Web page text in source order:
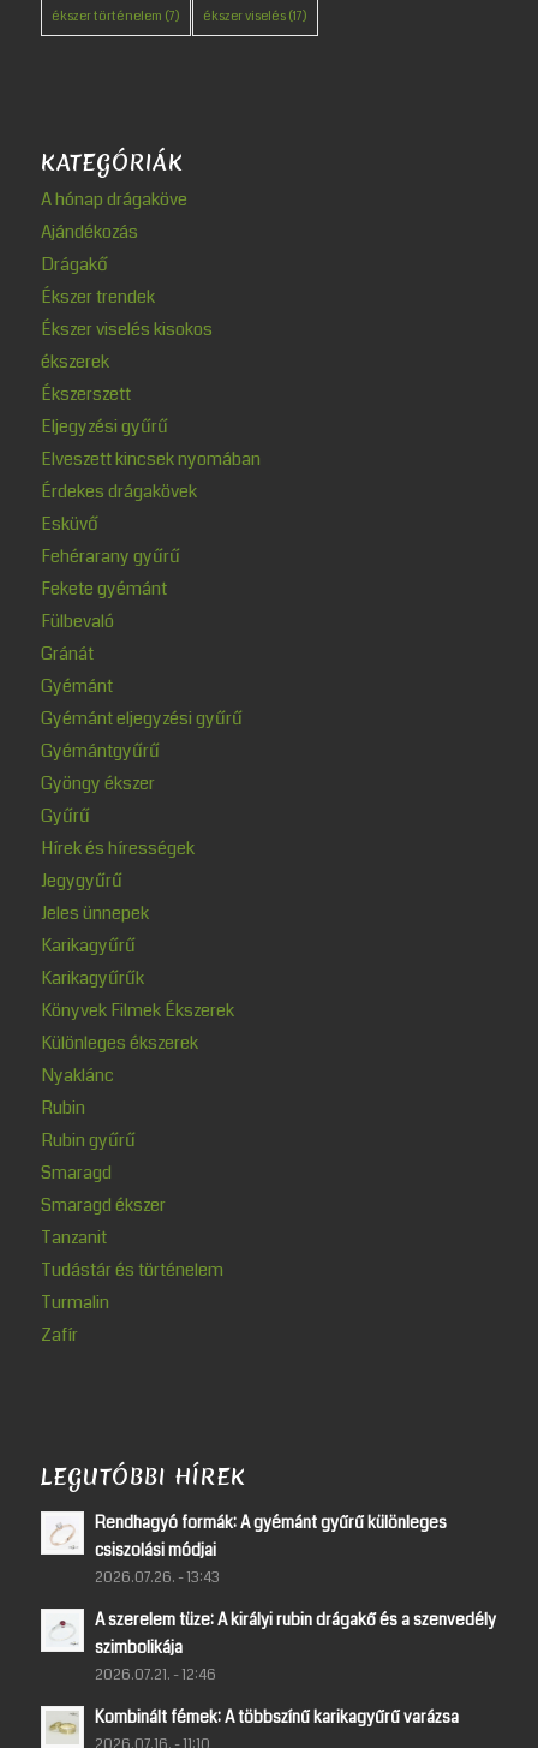
ékszer történelem (7) ékszer viselés(17)
KATEGÓRIÁK
A hónap drágaköve
Ajándékozás
Drágakő
Ékszer trendek
Ékszer viselés kisokos
ékszerek
Ékszerszett
Eljegyzési gyűrű
Elveszett kincsek nyomában
Érdekes drágakövek
Esküvő
Fehérarany gyűrű
Fekete gyémánt
Fülbevaló
Gránát
Gyémánt
Gyémánt eljegyzési gyűrű
Gyémántgyűrű
Gyöngy ékszer
Gyűrű
Hírek és hírességek
Jegygyűrű
Jeles ünnepek
Karikagyűrű
Karikagyűrűk
Könyvek Filmek Ékszerek
Különleges ékszerek
Nyaklánc
Rubin
Rubin gyűrű
Smaragd
Smaragd ékszer
Tanzanit
Tudástár és történelem
Turmalin
Zafír
LEGUTÓBBI HÍREK
Rendhagyó formák: A gyémánt gyűrű különleges
csiszolási módjai
2026.07.26. - 13:43
A szerelem tüze: A királyi rubin drágakő és a szenvedély
szimbolikája
2026.07.21. - 12:46
Kombinált fémek: A többszínű karikagyűrű varázsa